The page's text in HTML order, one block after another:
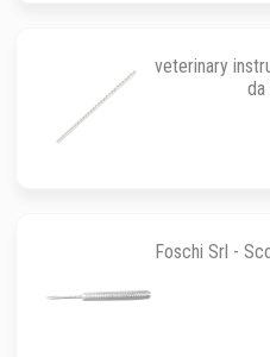
veterinary
da
Foschi Srl -